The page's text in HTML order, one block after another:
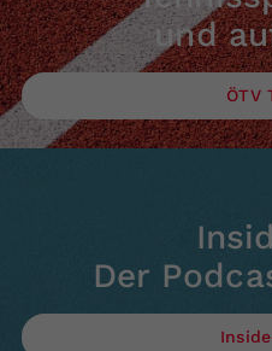
und
ÖTV
Der